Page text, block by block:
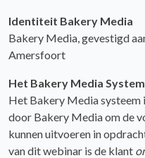
Identiteit Bakery Media
Bakery Media, gevestigd
Amersfoort
Het Bakery Media System
Het Bakery Media
door Bakery Media om de
kunnen uitvoeren in
van dit webinar is de klant